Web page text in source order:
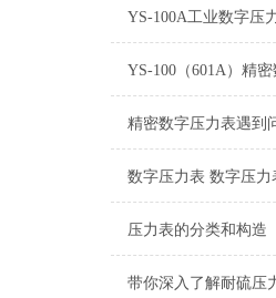
YS-100（601A）精
压力表的分类和构造